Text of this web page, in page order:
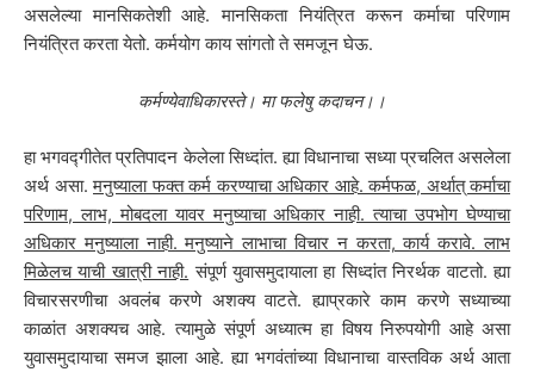
असलेल्या मानसिकतेशी आहे. मानसिकता नियंत्रित करून कर्माचा परिणाम
नियंत्रित करता येतो. कर्मयोग काय सांगतो ते समजून घेऊ.
कर्मण्येवाधिकारस्ते। मा फलेषु कदाचन।।
हा भगवद्गीतेत प्रतिपादन केलेला सिध्दांत. ह्या विधानाचा सध्या प्रचलित असलेला
अर्थ असा.मनुष्याला फक्त कर्म करण्याचा अधिकार आहे. कर्मफळ, अर्थात् कर्माचा
परिणाम, लाभ, मोबदला यावर मनुष्याचा अधिकार नाही. त्याचा उपभोग घेण्याचा
अधिकार मनुष्याला नाही. मनुष्याने लाभाचा विचार न करता, कार्य करावे. लाभ
मिळेलच याची खात्री नाही. संपूर्ण युवासमुदायाला हा सिध्दांत निरर्थक वाटतो. ह्या
विचारसरणीचा अवलंब करणे अशक्य वाटते. ह्याप्रकारे काम करणे सध्याच्या
काळांत अशक्यच आहे. त्यामुळे संपूर्ण अध्यात्म हा विषय निरुपयोगी आहे असा
युवासमुदायाचा समज झाला आहे. ह्या भगवंतांच्या विधानाचा वास्तविक अर्थ आता